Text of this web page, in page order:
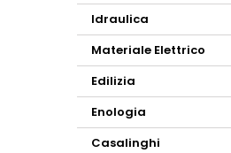
Idraulica
Materiale Elettrico
Edilizia
Enologia
Casalinghi